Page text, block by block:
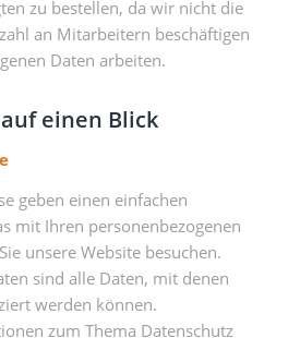
zu bestellen, da wir nicht die
an Mitarbeitern beschäftigen
Daten arbeiten.
einen Blick
geben einen einfachen
mit Ihren personenbezogenen
unsere Website besuchen.
sind alle Daten, mit denen
werden können.
zum Thema Datenschutz